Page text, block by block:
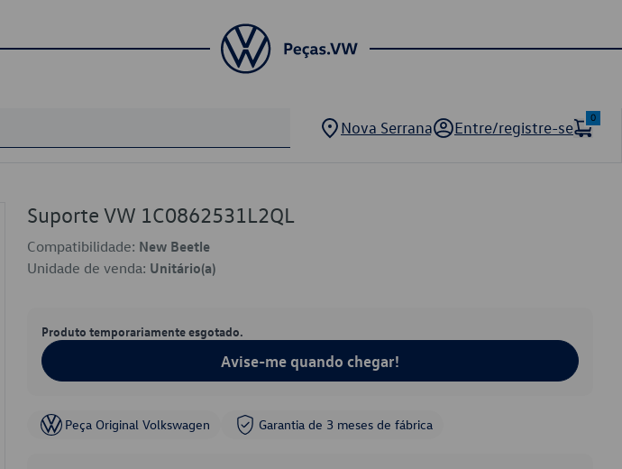
Nova Serrana Entre/registre-se
0
Suporte VW 1C0862531L2QL
Compatibilidade: New Beetle
Unidade de venda: Unitário(a)
Produto temporariamente esgotado.
Avise-me quando chegar!
Peça Original Volkswagen Garantia de 3 meses de fábrica